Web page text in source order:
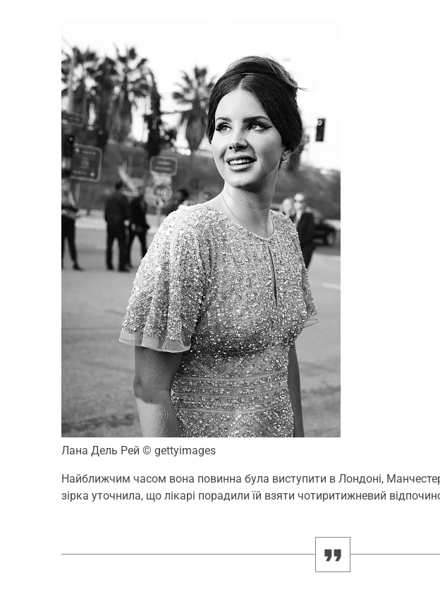
Лана Дель Рей © gettyimages
Найближчим часом вона повинна була виступити в Лондоні,
зірка уточнила, що лікарі порадили їй взяти чотиритижневий